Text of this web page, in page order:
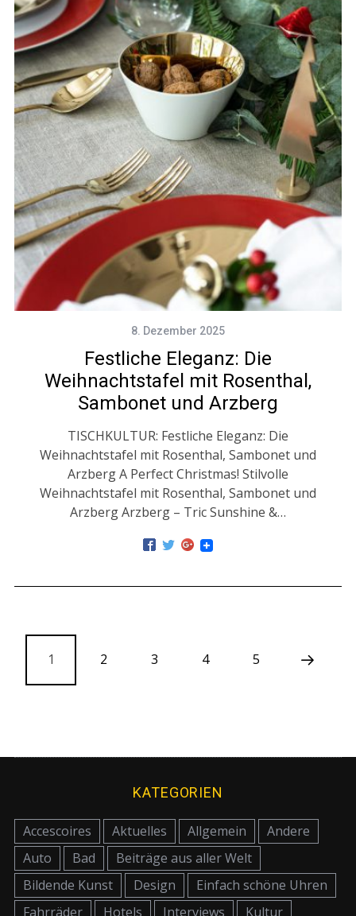
8. Dezember 2025
Festliche Eleganz: Die
Weihnachtstafel mit Rosenthal,
Sambonet und Arzberg
TISCHKULTUR: Festliche Eleganz: Die
Weihnachtstafel mit Rosenthal, Sambonet und
Arzberg A Perfect Christmas! Stilvolle
Weihnachtstafel mit Rosenthal, Sambonet und
Arzberg Arzberg – Tric Sunshine &…
1 2 3 4 5
KATEGORIEN
Accescoires Aktuelles Allgemein
Andere
Auto
Bad
Beiträge aus aller Welt
Bildende Kunst
Design
Einfach schöne Uhren
Fahrräder
Hotels Interviews Kultur